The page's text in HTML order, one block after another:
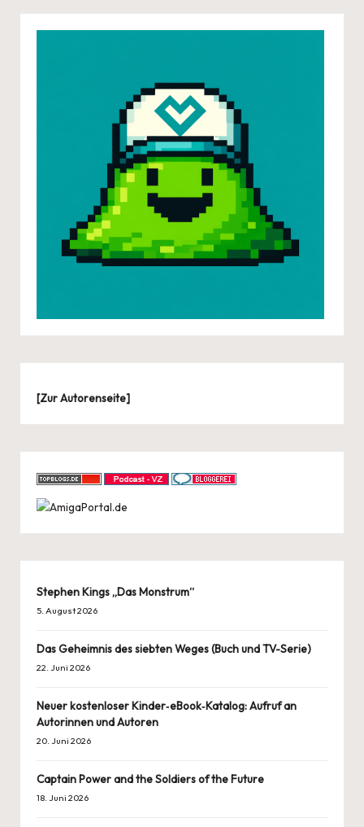
[Zur Autorenseite]
Stephen Kings „Das Monstrum“
5. August 2026
Das Geheimnis des siebten Weges (Buch und TV-Serie)
22. Juni 2026
Neuer kostenloser Kinder‑eBook‑Katalog: Aufruf an
Autorinnen und Autoren
20. Juni 2026
Captain Power and the Soldiers of the Future
18. Juni 2026